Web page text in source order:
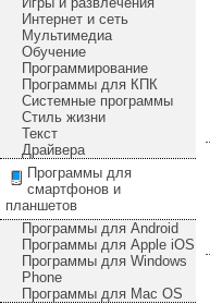
Интернет и сеть
Мультимедиа
Обучение
Программирование
Программы для КПК
Системные программы
Стиль жизни
Текст
Драйвера
Программы для
смартфонов и
планшетов
Программы для Android
Программы для Apple iOS
Программы для Windows
Phone
Программы для Mac OS